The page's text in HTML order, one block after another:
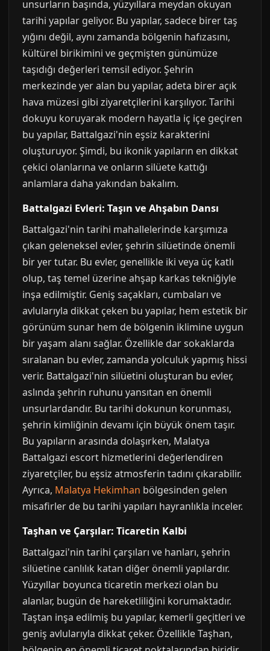
unsurların başında, yüzyıllara meydan okuyan
tarihi yapılar geliyor. Bu yapılar, sadece birer taş
yığını değil, aynı zamanda bölgenin hafızasını,
kültürel birikimini ve geçmişten günümüze
taşıdığı değerleri temsil ediyor. Şehrin
merkezinde yer alan bu yapılar, adeta birer açık
hava müzesi gibi ziyaretçilerini karşılıyor. Tarihi
dokuyu koruyarak modern hayatla iç içe geçiren
bu yapılar, Battalgazi'nin eşsiz karakterini
oluşturuyor. Şimdi, bu ikonik yapıların en dikkat
çekici olanlarına ve onların silüete kattığı
anlamlara daha yakından bakalım.
Battalgazi Evleri: Taşın ve Ahşabın Dansı
Battalgazi'nin tarihi mahallelerinde karşımıza
çıkan geleneksel evler, şehrin silüetinde önemli
bir yer tutar. Bu evler, genellikle iki veya üç katlı
olup, taş temel üzerine ahşap karkas tekniğiyle
inşa edilmiştir. Geniş saçakları, cumbaları ve
avlularıyla dikkat çeken bu yapılar, hem estetik bir
görünüm sunar hem de bölgenin iklimine uygun
bir yaşam alanı sağlar. Özellikle dar sokaklarda
sıralanan bu evler, zamanda yolculuk yapmış hissi
verir. Battalgazi'nin silüetini oluşturan bu evler,
aslında şehrin ruhunu yansıtan en önemli
unsurlardandır. Bu tarihi dokunun korunması,
şehrin kimliğinin devamı için büyük önem taşır.
Bu yapıların arasında dolaşırken, Malatya
Battalgazi escort hizmetlerini değerlendiren
ziyaretçiler, bu eşsiz atmosferin tadını çıkarabilir.
Ayrıca, Malatya Hekimhan bölgesinden gelen
misafirler de bu tarihi yapıları hayranlıkla inceler.
Taşhan ve Çarşılar: Ticaretin Kalbi
Battalgazi'nin tarihi çarşıları ve hanları, şehrin
silüetine canlılık katan diğer önemli yapılardır.
Yüzyıllar boyunca ticaretin merkezi olan bu
alanlar, bugün de hareketliliğini korumaktadır.
Taştan inşa edilmiş bu yapılar, kemerli geçitleri ve
geniş avlularıyla dikkat çeker. Özellikle Taşhan,